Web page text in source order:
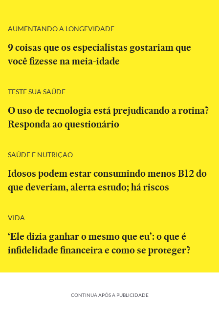
AUMENTANDO A LONGEVIDADE
9 coisas que os especialistas gostariam que
você fizesse na meia-idade
TESTE SUA SAÚDE
O uso de tecnologia está prejudicando a rotina?
Responda ao questionário
SAÚDE E NUTRIÇÃO
Idosos podem estar consumindo menos B12 do
que deveriam, alerta estudo; há riscos
VIDA
‘Ele dizia ganhar o mesmo que eu’: o que é
infidelidade financeira e como se proteger?
CONTINUA APÓS A PUBLICIDADE